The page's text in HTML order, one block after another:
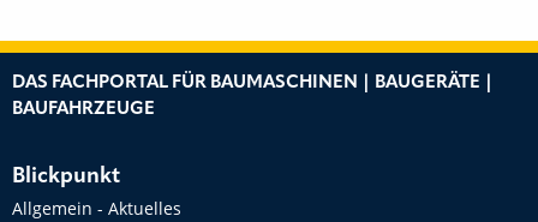
DAS FACHPORTAL FÜR BAUMASCHINEN | BAUGERÄTE |
BAUFAHRZEUGE
Blickpunkt
Allgemein - Aktuelles